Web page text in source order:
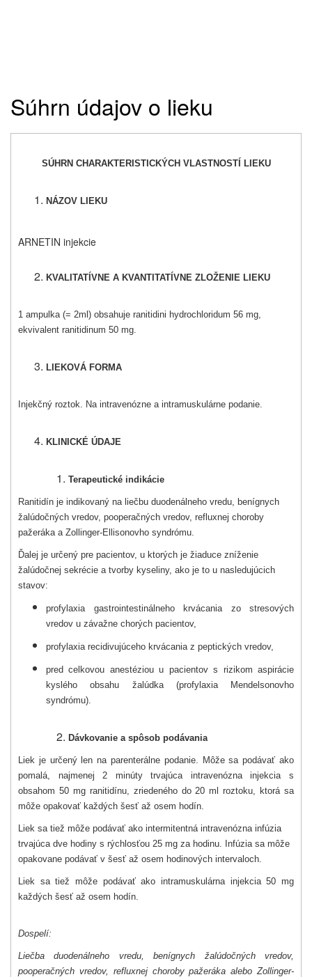
Súhrn údajov o lieku
SÚHRN CHARAKTERISTICKÝCH VLASTNOSTÍ LIEKU
NÁZOV LIEKU
ARNETIN injekcie
KVALITATÍVNE A KVANTITATÍVNE ZLOŽENIE LIEKU
1 ampulka (= 2ml) obsahuje ranitidini hydrochloridum 56 mg,
ekvivalent ranitidinum 50 mg.
LIEKOVÁ FORMA
Injekčný roztok. Na intravenózne a intramuskulárne podanie.
KLINICKÉ ÚDAJE
Terapeutické indikácie
Ranitidín je indikovaný na liečbu duodenálneho vredu, benígnych
žalúdočných vredov, pooperačných vredov, refluxnej choroby
pažeráka a Zollinger-Ellisonovho syndrómu.
Ďalej je určený pre pacientov, u ktorých je žiaduce zníženie
žalúdočnej sekrécie a tvorby kyseliny, ako je to u nasledujúcich
stavov:
profylaxia gastrointestinálneho krvácania zo stresových
vredov u závažne chorých pacientov,
profylaxia recidivujúceho krvácania z peptických vredov,
pred celkovou anestéziou u pacientov s rizikom aspirácie
kyslého obsahu žalúdka (profylaxia Mendelsonovho
syndrómu).
Dávkovanie a spôsob podávania
Liek je určený len na parenterálne podanie. Môže sa podávať ako
pomalá, najmenej 2 minúty trvajúca intravenózna injekcia s
obsahom 50 mg ranitidínu, zriedeného do 20 ml roztoku, ktorá sa
môže opakovať každých šesť až osem hodín.
Liek sa tiež môže podávať ako intermitentná intravenózna infúzia
trvajúca dve hodiny s rýchlosťou 25 mg za hodinu. Infúzia sa môže
opakovane podávať v šesť až osem hodinových intervaloch.
Liek sa tiež môže podávať ako intramuskulárna injekcia 50 mg
každých šesť až osem hodín.
Dospelí:
Liečba duodenálneho vredu, benígnych žalúdočných vredov,
pooperačných vredov, refluxnej choroby pažeráka alebo Zollinger-